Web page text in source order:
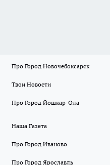
Про Город Новочебоксарск
Твои Новости
Про Город Йошкар-Ола
Наша Газета
Про Город Иваново
Про Город Ярославль